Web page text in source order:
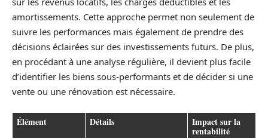
amortissements. Cette approche permet non seulement de
suivre les performances mais également de prendre des
décisions éclairées sur des investissements futurs. De plus,
en procédant à une analyse régulière, il devient plus facile
d’identifier les biens sous-performants et de décider si une
vente ou une rénovation est nécessaire.
Élément Détails Impact sur la
rentabilité